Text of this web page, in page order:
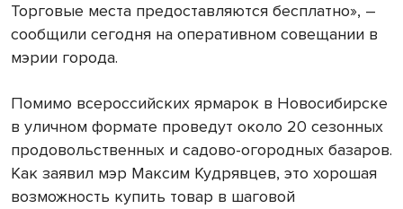
Торговые места предоставляются бесплатно», –
сообщили сегодня на оперативном совещании в
мэрии города.
Помимо всероссийских ярмарок в Новосибирске
в уличном формате проведут около 20 сезонных
продовольственных и садово-огородных базаров.
Как заявил мэр Максим Кудрявцев, это хорошая
возможность купить товар в шаговой